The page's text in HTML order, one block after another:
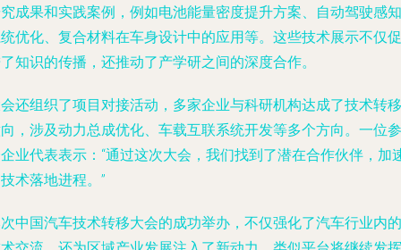
成果和实践案例，例如电池能量密度提升方案、自动驾驶感知
优化、复合材料在车身设计中的应用等。这些技术展示不仅促
知识的传播，还推动了产学研之间的深度合作。
还组织了项目对接活动，多家企业与科研机构达成了技术转移
，涉及动力总成优化、车载互联系统开发等多个方向。一位参
业代表表示：“通过这次大会，我们找到了潜在合作伙伴，加
术落地进程。”
中国汽车技术转移大会的成功举办，不仅强化了汽车行业内的